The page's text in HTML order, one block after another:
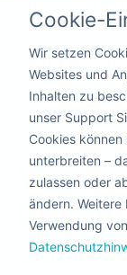
Kita &
Ozon?
Cookie-
Wir setzen
Websites und
Inhalten zu
unser Support
Cookies
unterbreiten –
zulassen oder
ändern. Weitere
Verwendung